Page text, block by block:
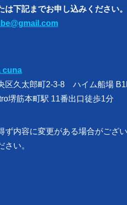
は下記までお申し込みください。
cuna
区久太郎町2-3-8 ハイム船場
堺筋本町駅 11番出口徒歩1分
ず内容に変更がある場合がござ
さい。